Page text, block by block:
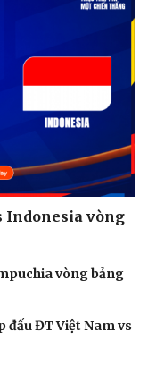
Indonesia vòng
vòng bảng
đấu ĐT Việt Nam vs